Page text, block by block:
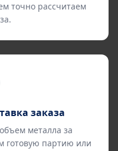
точно рассчитаем
заказа
металла за
готовую партию или